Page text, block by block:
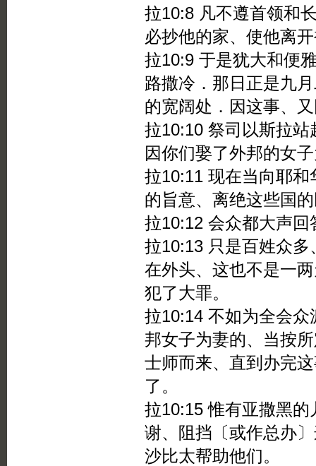
拉10:8 凡不遵首领和
必抄他的家、使他离
拉10:9 于是犹大和便
路撒冷．那日正是九
的宽阔处．因这事、
拉10:10 祭司以斯拉
因你们娶了外邦的女
拉10:11 现在当向耶
的旨意、离绝这些国
拉10:12 会众都大声
拉10:13 只是百姓众
在外头、这也不是一
犯了大罪。
拉10:14 不如为全会
邦女子为妻的、当按
士师而来、直到办完
了。
拉10:15 惟有亚撒黑
谢、阻挡〔或作总办
沙比太帮助他们。